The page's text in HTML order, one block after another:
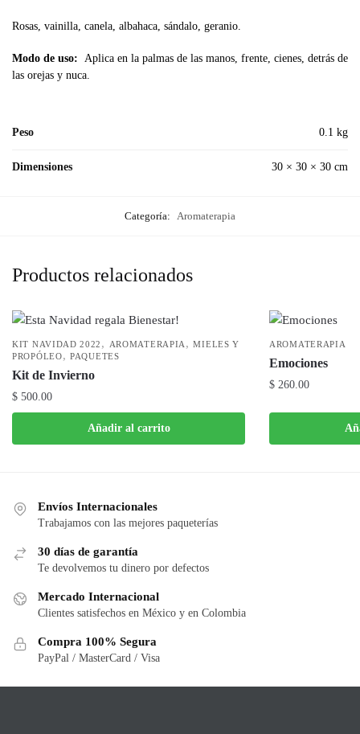
Rosas, vainilla, canela, albahaca, sándalo, geranio.
Modo de uso: Aplica en la palmas de las manos, frente, cienes, detrás de
las orejas y nuca.
Peso 0.1 kg
Dimensiones 30 × 30 × 30 cm
Categoría: Aromaterapia
Productos relacionados
KIT NAVIDAD 2022 , AROMATERAPIA ,MIELES Y
PROPÓLEO,PAQUETES
Kit de Invierno
$ 500.00
Añadir al carrito
AROMATERAPIA
Emociones
$ 260.00
Envíos Internacionales
Trabajamos con las mejores paqueterías
30 días de garantía
Te devolvemos tu dinero por defectos
Mercado Internacional
Clientes satisfechos en México y en Colombia
Compra 100% Segura
PayPal / MasterCard / Visa